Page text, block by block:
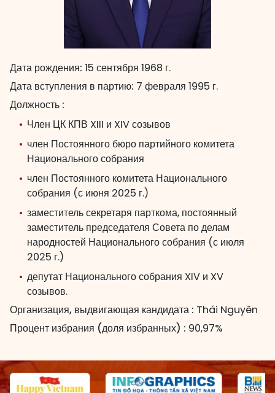
Дата рождения: 15 сентября 1968 г.
Дата вступления в партию: 7 февраля 1995 г.
Должность :
Член ЦК КПВ XIII и XIV созывов
член Постоянного бюро партийного комитета
Национального собрания
член Постоянного комитета Национального
собрания (с июня 2025 г.)
заместитель секретаря парткома, постоянный
заместитель председателя Совета по делам
народностей Национального собрания (с июля
2025 г.)
депутат Национального собрания XIV и XV
созывов.
Организация, выдвигающая кандидата : Thái Nguyên
Процент избрания (доля избранных) : 90,97%